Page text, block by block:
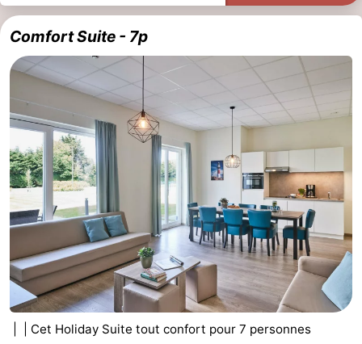
de
jeux
Aires
de
jeux
intérieures
-
Bowling
-
Parcours
de
mini-
golf
Centres
de
bien-
être
Villages
&
villes
Nature
Sports
-
Piscines
-
Faire
duRandonnée
-
Comfort Suite - 7p
| | Cet Holiday Suite tout confort pour 7 personnes